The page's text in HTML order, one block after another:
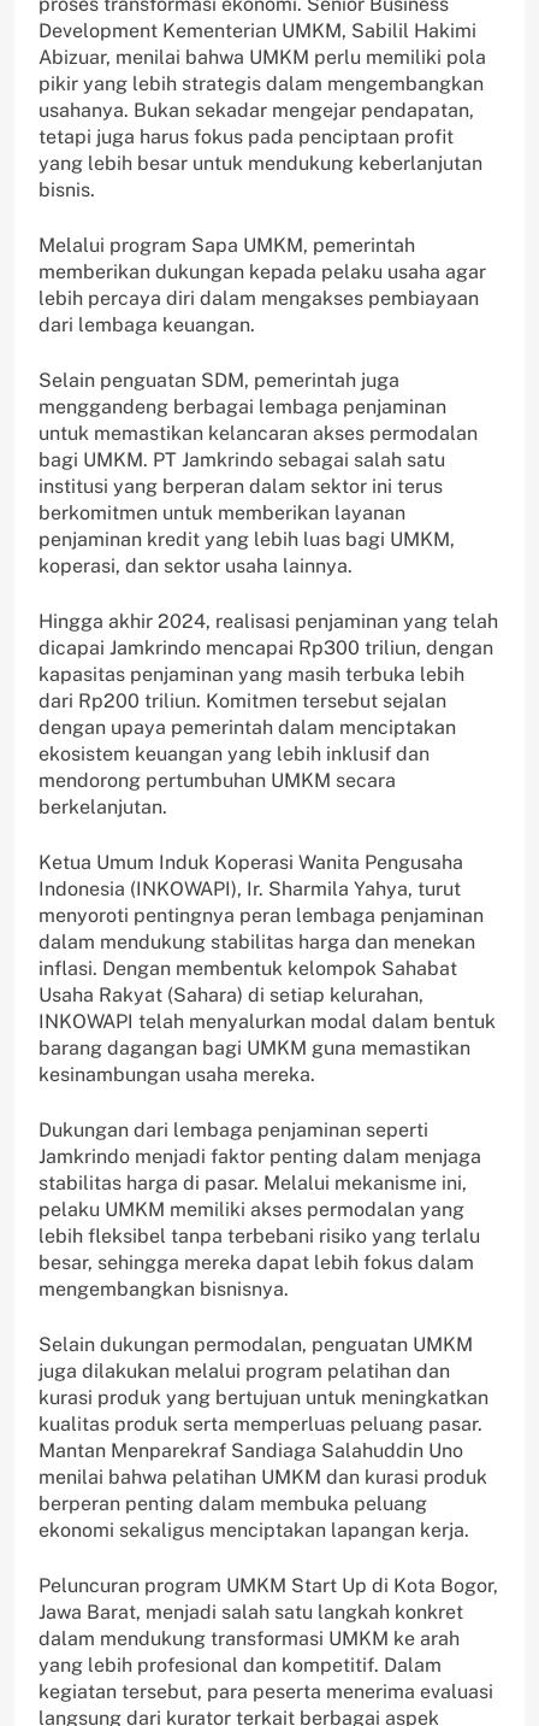
Development Kementerian UMKM, Sabilil Hakimi
Abizuar, menilai bahwa UMKM perlu memiliki pola
pikir yang lebih strategis dalam mengembangkan
usahanya. Bukan sekadar mengejar pendapatan,
tetapi juga harus fokus pada penciptaan profit
yang lebih besar untuk mendukung keberlanjutan
bisnis.
Melalui program Sapa UMKM, pemerintah
memberikan dukungan kepada pelaku usaha agar
lebih percaya diri dalam mengakses pembiayaan
dari lembaga keuangan.
Selain penguatan SDM, pemerintah juga
menggandeng berbagai lembaga penjaminan
untuk memastikan kelancaran akses permodalan
bagi UMKM. PT Jamkrindo sebagai salah satu
institusi yang berperan dalam sektor ini terus
berkomitmen untuk memberikan layanan
penjaminan kredit yang lebih luas bagi UMKM,
koperasi, dan sektor usaha lainnya.
Hingga akhir 2024, realisasi penjaminan yang telah
dicapai Jamkrindo mencapai Rp300 triliun, dengan
kapasitas penjaminan yang masih terbuka lebih
dari Rp200 triliun. Komitmen tersebut sejalan
dengan upaya pemerintah dalam menciptakan
ekosistem keuangan yang lebih inklusif dan
mendorong pertumbuhan UMKM secara
berkelanjutan.
Ketua Umum Induk Koperasi Wanita Pengusaha
Indonesia (INKOWAPI), Ir. Sharmila Yahya, turut
menyoroti pentingnya peran lembaga penjaminan
dalam mendukung stabilitas harga dan menekan
inflasi. Dengan membentuk kelompok Sahabat
Usaha Rakyat (Sahara) di setiap kelurahan,
INKOWAPI telah menyalurkan modal dalam bentuk
barang dagangan bagi UMKM guna memastikan
kesinambungan usaha mereka.
Dukungan dari lembaga penjaminan seperti
Jamkrindo menjadi faktor penting dalam menjaga
stabilitas harga di pasar. Melalui mekanisme ini,
pelaku UMKM memiliki akses permodalan yang
lebih fleksibel tanpa terbebani risiko yang terlalu
besar, sehingga mereka dapat lebih fokus dalam
mengembangkan bisnisnya.
Selain dukungan permodalan, penguatan UMKM
juga dilakukan melalui program pelatihan dan
kurasi produk yang bertujuan untuk meningkatkan
kualitas produk serta memperluas peluang pasar.
Mantan Menparekraf Sandiaga Salahuddin Uno
menilai bahwa pelatihan UMKM dan kurasi produk
berperan penting dalam membuka peluang
ekonomi sekaligus menciptakan lapangan kerja.
Peluncuran program UMKM Start Up di Kota Bogor,
Jawa Barat, menjadi salah satu langkah konkret
dalam mendukung transformasi UMKM ke arah
yang lebih profesional dan kompetitif. Dalam
kegiatan tersebut, para peserta menerima evaluasi
langsung dari kurator terkait berbagai aspek